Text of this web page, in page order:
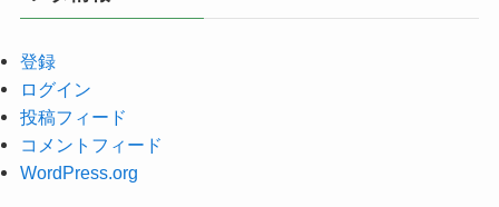
登録
ログイン
投稿フィード
コメントフィード
WordPress.org